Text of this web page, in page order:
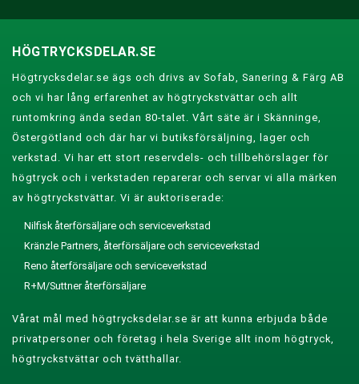
HÖGTRYCKSDELAR.SE
Högtrycksdelar.se ägs och drivs av Sofab, Sanering & Färg AB
och vi har lång erfarenhet av högtryckstvättar och allt
runtomkring ända sedan 80-talet. Vårt säte är i Skänninge,
Östergötland och där har vi butiksförsäljning, lager och
verkstad. Vi har ett stort reservdels- och tillbehörslager för
högtryck och i verkstaden reparerar och servar vi alla märken
av högtryckstvättar. Vi är auktoriserade:
Nilfisk återförsäljare och serviceverkstad
Kränzle Partners, återförsäljare och serviceverkstad
Reno återförsäljare och serviceverkstad
R+M/Suttner återförsäljare
Vårat mål med högtrycksdelar.se är att kunna erbjuda både
privatpersoner och företag i hela Sverige allt inom högtryck,
högtryckstvättar och tvätthallar.